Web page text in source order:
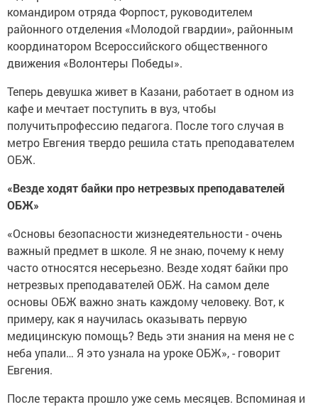
командиром отряда Форпост, руководителем
районного отделения «Молодой гвардии», районным
координатором Всероссийского общественного
движения «Волонтеры Победы».
Теперь девушка живет в Казани, работает в одном из
кафе и мечтает поступить в вуз, чтобы
получитьпрофессию педагога. После того случая в
метро Евгения твердо решила стать преподавателем
ОБЖ.
«Везде ходят байки про нетрезвых преподавателей
ОБЖ»
«Основы безопасности жизнедеятельности - очень
важный предмет в школе. Я не знаю, почему к нему
часто относятся несерьезно. Везде ходят байки про
нетрезвых преподавателей ОБЖ. На самом деле
основы ОБЖ важно знать каждому человеку. Вот, к
примеру, как я научилась оказывать первую
медицинскую помощь? Ведь эти знания на меня не с
неба упали… Я это узнала на уроке ОБЖ», - говорит
Евгения.
После теракта прошло уже семь месяцев. Вспоминая и